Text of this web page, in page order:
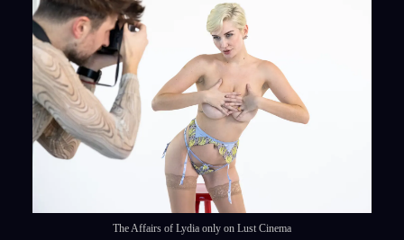
The Affairs of Lydia only on Lust Cinema